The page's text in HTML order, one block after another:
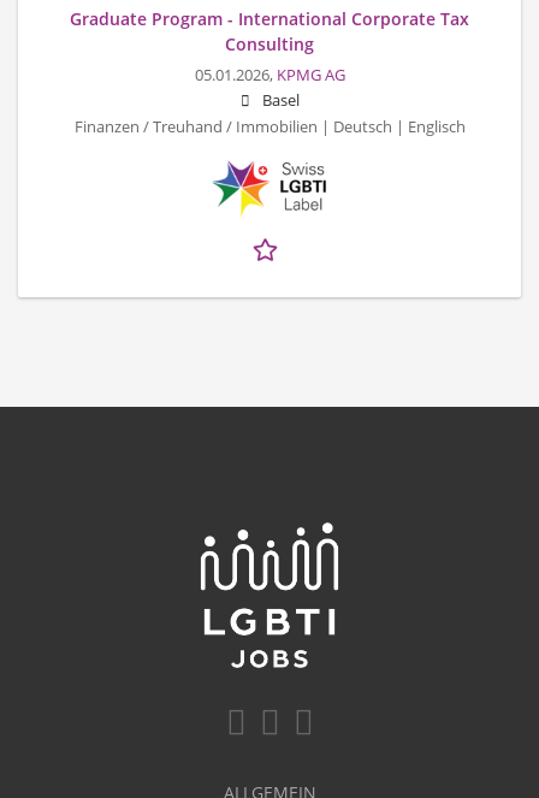
Graduate Program - International Corporate Tax
Consulting
05.01.2026, KPMG AG
Basel
Finanzen / Treuhand / Immobilien | Deutsch | Englisch
ALLGEMEIN